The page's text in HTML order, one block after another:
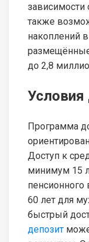
зависимости
также
накоплений
до 2,8
Условия
Программа
Доступ к
минимум 15
пенсионного
60 лет для
быстрый
депозит